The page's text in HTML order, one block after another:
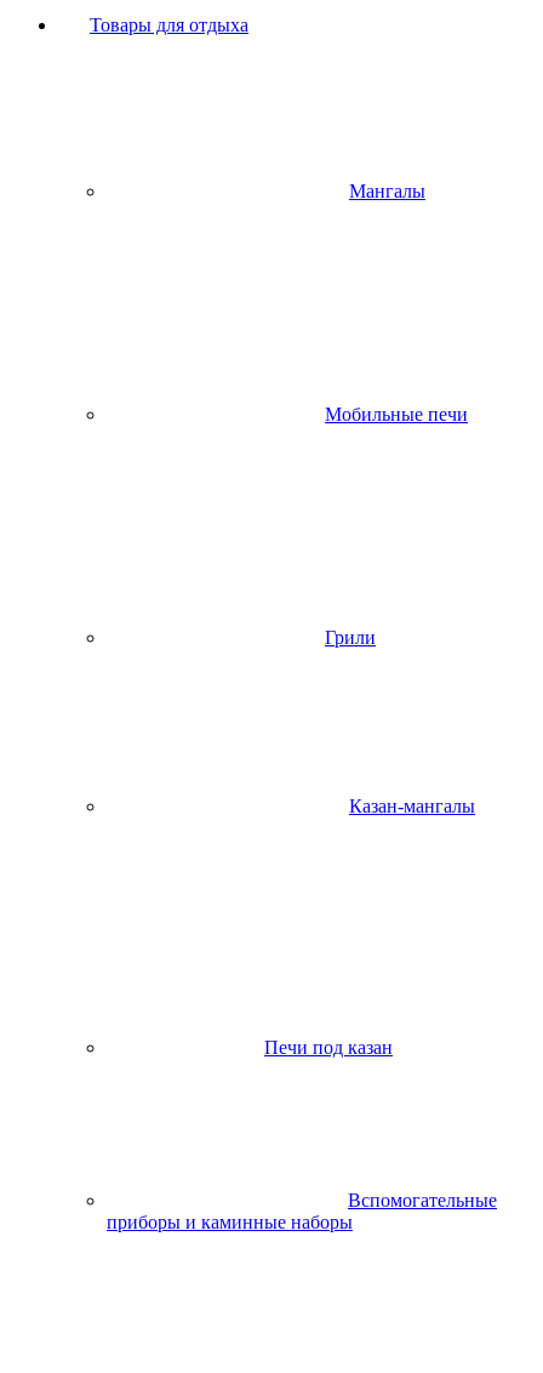
Товары для отдыха
Мангалы
Мобильные печи
Грили
Казан-мангалы
Печи под казан
Вспомогательные
приборы и каминные наборы